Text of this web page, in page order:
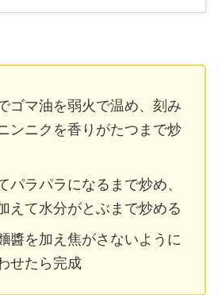
ゴマ油を弱火で温め、刻み
ンニクを香りがたつまで炒
パラパラになるまで炒め、
えて水分がとぶまで炒める
醬を加え焦がさないように
せたら完成